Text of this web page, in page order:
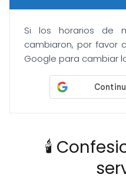
Si los horarios de
cambiaron, por favor
Google para cambiar
🕯️